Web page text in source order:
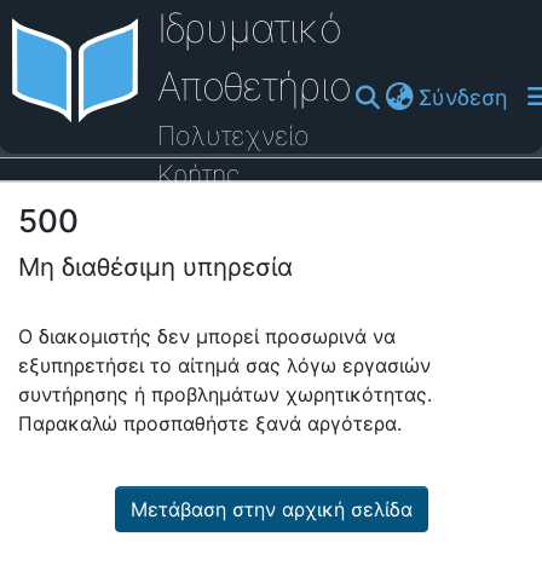
Ιδρυματικό
Αποθετήριο
Πολυτεχνείο
Κρήτης
Σύνδεση
Οδηγός Βοήθειας
500
Μη διαθέσιμη υπηρεσία
Ο διακομιστής δεν μπορεί προσωρινά να
εξυπηρετήσει το αίτημά σας λόγω εργασιών
συντήρησης ή προβλημάτων χωρητικότητας.
Παρακαλώ προσπαθήστε ξανά αργότερα.
Μετάβαση στην αρχική σελίδα